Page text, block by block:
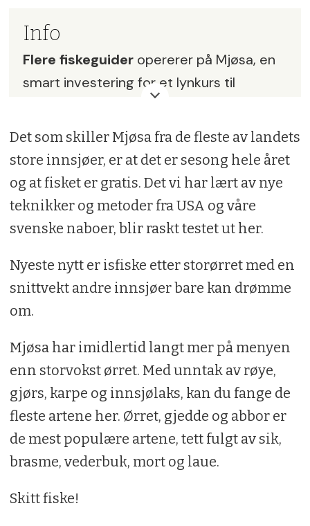
Info
Flere fiskeguider opererer på Mjøsa, en
smart investering for et lynkurs til
innsjø!
Overnatting: Et vell av muligheter, alt fra
hotell, vandrerhjem, hytter og
campingplasser.
Det som skiller Mjøsa fra de fleste av landets
store innsjøer, er at det er sesong hele året
og at fisket er gratis. Det vi har lært av nye
teknikker og metoder fra USA og våre
svenske naboer, blir raskt testet ut her.
Nyeste nytt er isfiske etter storørret med en
snittvekt andre innsjøer bare kan drømme
om.
Mjøsa har imidlertid langt mer på menyen
enn storvokst ørret. Med unntak av røye,
gjørs, karpe og innsjølaks, kan du fange de
fleste artene her. Ørret, gjedde og abbor er
de mest populære artene, tett fulgt av sik,
brasme, vederbuk, mort og laue.
Skitt fiske!